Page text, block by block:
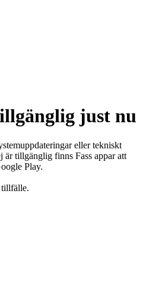
just nu
eller tekniskt
är tillgänglig finns Fass appar att
Play.
tillfälle.